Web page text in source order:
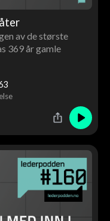
av de største
369 år gamle